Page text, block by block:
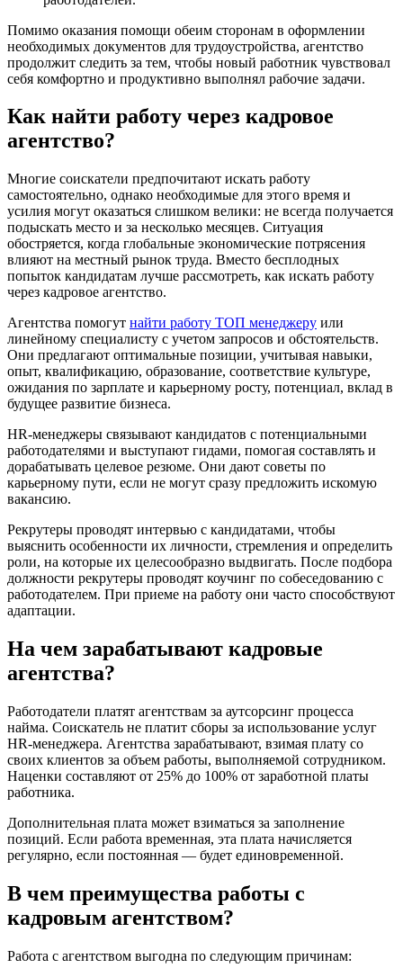
Помимо оказания помощи обеим сторонам в оформлении
необходимых документов для трудоустройства, агентство
продолжит следить за тем, чтобы новый работник чувствовал
себя комфортно и продуктивно выполнял рабочие задачи.
Как найти работу через кадровое
агентство?
Многие соискатели предпочитают искать работу
самостоятельно, однако необходимые для этого время и
усилия могут оказаться слишком велики: не всегда получается
подыскать место и за несколько месяцев. Ситуация
обостряется, когда глобальные экономические потрясения
влияют на местный рынок труда. Вместо бесплодных
попыток кандидатам лучше рассмотреть, как искать работу
через кадровое агентство.
Агентства помогут найти работу ТОП менеджеру или
линейному специалисту с учетом запросов и обстоятельств.
Они предлагают оптимальные позиции, учитывая навыки,
опыт, квалификацию, образование, соответствие культуре,
ожидания по зарплате и карьерному росту, потенциал, вклад в
будущее развитие бизнеса.
HR-менеджеры связывают кандидатов с потенциальными
работодателями и выступают гидами, помогая составлять и
дорабатывать целевое резюме. Они дают советы по
карьерному пути, если не могут сразу предложить искомую
вакансию.
Рекрутеры проводят интервью с кандидатами, чтобы
выяснить особенности их личности, стремления и определить
роли, на которые их целесообразно выдвигать. После подбора
должности рекрутеры проводят коучинг по собеседованию с
работодателем. При приеме на работу они часто способствуют
адаптации.
На чем зарабатывают кадровые
агентства?
Работодатели платят агентствам за аутсорсинг процесса
найма. Соискатель не платит сборы за использование услуг
HR-менеджера. Агентства зарабатывают, взимая плату со
своих клиентов за объем работы, выполняемой сотрудником.
Наценки составляют от 25% до 100% от заработной платы
работника.
Дополнительная плата может взиматься за заполнение
позиций. Если работа временная, эта плата начисляется
регулярно, если постоянная — будет единовременной.
В чем преимущества работы с
кадровым агентством?
Работа с агентством выгодна по следующим причинам: